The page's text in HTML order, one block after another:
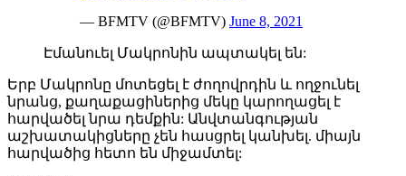
— BFMTV (@BFMTV) June 8, 2021
Էմանուել Մակրոնին ապտակել են:
Երբ Մակրոնը մոտեցել է ժողովրդին և ողջունել
նրանց, քաղաքացիներից մեկը կարողացել է
հարվածել նրա դեմքին: Անվտանգության
աշխատակիցները չեն հասցրել կանխել. միայն
հարվածից հետո են միջամտել: